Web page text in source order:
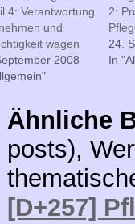
Ähnliche
posts),
[D+257]
versäumt!
[53.1%]